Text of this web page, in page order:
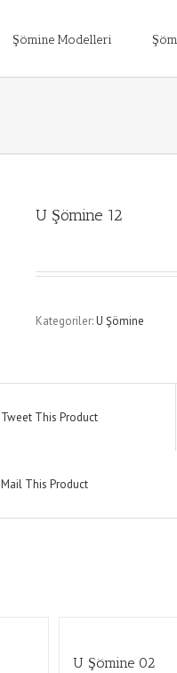
Şömine Modelleri
U Şömine 12
Kategoriler:U Şömine
Tweet This Product
Mail This Product
U Şömine 02